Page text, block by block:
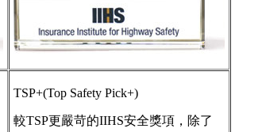
TSP+(Top Safety Pick+)
較TSP更嚴苛的IIHS安全獎項，除了